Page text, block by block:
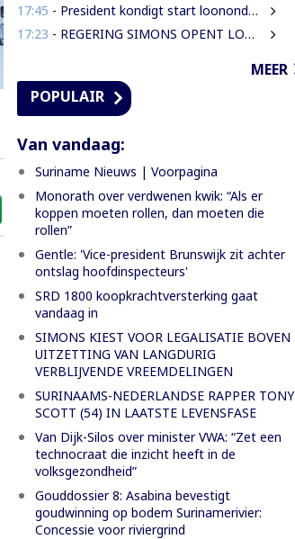
17:45 - President kondigt start loononderhandelingen met vakbonden aan
17:23 - REGERING SIMONS OPENT LOONONDERHANDELINGEN MET OVERHEIDSVAKBONDEN NA LICHTE FINANCIËLE ADEMRUIMTE
MEER
POPULAIR
Van vandaag:
Suriname Nieuws | Voorpagina
Monorath over verdwenen kwik: “Als er
koppen moeten rollen, dan moeten die
rollen”
Gentle: 'Vice-president Brunswijk zit achter
ontslag hoofdinspecteurs'
SRD 1800 koopkrachtversterking gaat
vandaag in
SIMONS KIEST VOOR LEGALISATIE BOVEN
UITZETTING VAN LANGDURIG
VERBLIJVENDE VREEMDELINGEN
SURINAAMS-NEDERLANDSE RAPPER TONY
SCOTT (54) IN LAATSTE LEVENSFASE
Van Dijk-Silos over minister VWA: “Zet een
technocraat die inzicht heeft in de
volksgezondheid”
Gouddossier 8: Asabina bevestigt
goudwinning op bodem Surinamerivier:
Concessie voor riviergrind